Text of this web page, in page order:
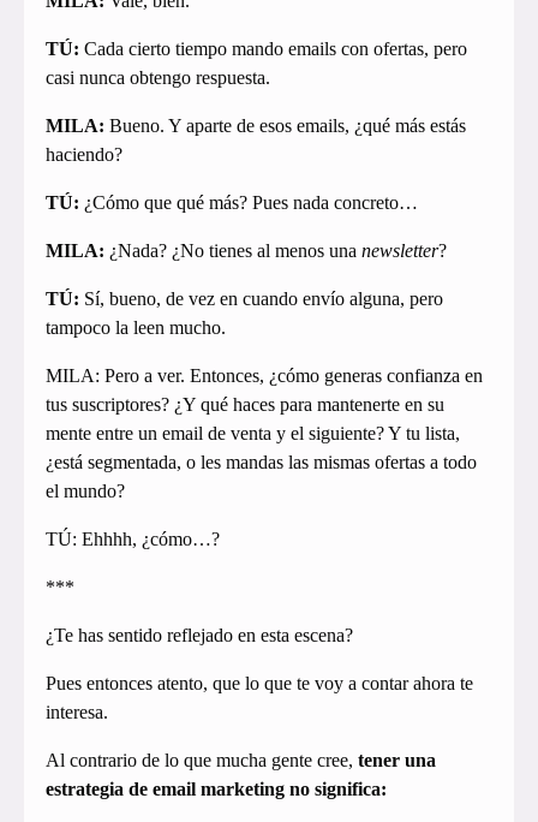
TÚ: Cada cierto tiempo mando emails con ofertas, pero
casi nunca obtengo respuesta.
MILA: Bueno. Y aparte de esos emails, ¿qué más estás
haciendo?
TÚ: ¿Cómo que qué más? Pues nada concreto…
MILA: ¿Nada? ¿No tienes al menos una newsletter?
TÚ: Sí, bueno, de vez en cuando envío alguna, pero
tampoco la leen mucho.
MILA: Pero a ver. Entonces, ¿cómo generas confianza en
tus suscriptores? ¿Y qué haces para mantenerte en su
mente entre un email de venta y el siguiente? Y tu lista,
¿está segmentada, o les mandas las mismas ofertas a todo
el mundo?
TÚ: Ehhhh, ¿cómo…?
***
¿Te has sentido reflejado en esta escena?
Pues entonces atento, que lo que te voy a contar ahora te
interesa.
Al contrario de lo que mucha gente cree, tener una
estrategia de email marketing no significa: